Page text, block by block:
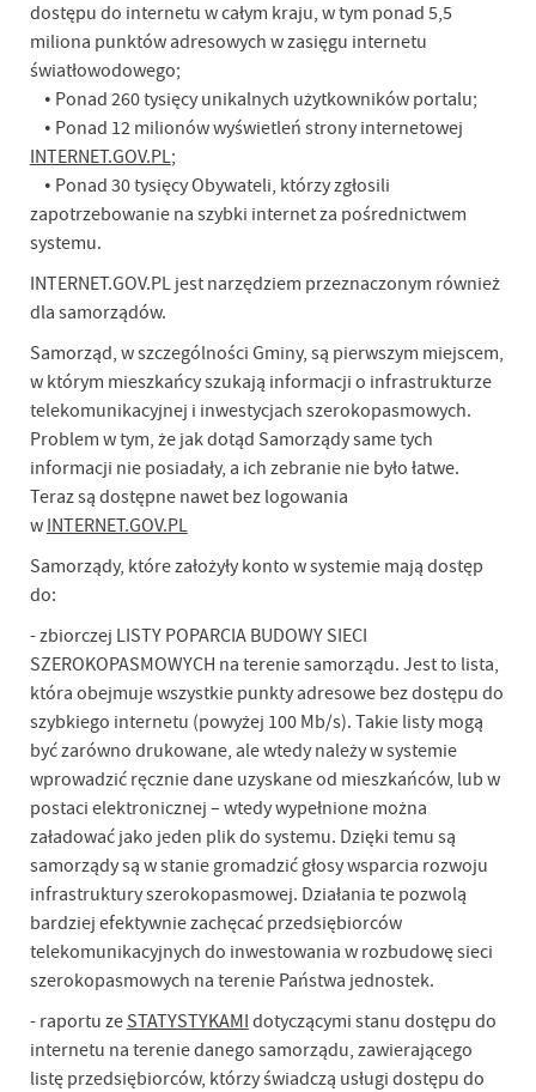
dostępu do internetu w całym kraju, w tym ponad 5,5
miliona punktów adresowych w zasięgu internetu
światłowodowego;
• Ponad 260 tysięcy unikalnych użytkowników portalu;
• Ponad 12 milionów wyświetleń strony internetowej
INTERNET.GOV.PL;
• Ponad 30 tysięcy Obywateli, którzy zgłosili
zapotrzebowanie na szybki internet za pośrednictwem
systemu.
INTERNET.GOV.PL jest narzędziem przeznaczonym również
dla samorządów.
Samorząd, w szczególności Gminy, są pierwszym miejscem,
w którym mieszkańcy szukają informacji o infrastrukturze
telekomunikacyjnej i inwestycjach szerokopasmowych.
Problem w tym, że jak dotąd Samorządy same tych
informacji nie posiadały, a ich zebranie nie było łatwe.
Teraz są dostępne nawet bez logowania
w INTERNET.GOV.PL
Samorządy, które założyły konto w systemie mają dostęp
do:
- zbiorczej LISTY POPARCIA BUDOWY SIECI
SZEROKOPASMOWYCH na terenie samorządu. Jest to lista,
która obejmuje wszystkie punkty adresowe bez dostępu do
szybkiego internetu (powyżej 100 Mb/s). Takie listy mogą
być zarówno drukowane, ale wtedy należy w systemie
wprowadzić ręcznie dane uzyskane od mieszkańców, lub w
postaci elektronicznej – wtedy wypełnione można
załadować jako jeden plik do systemu. Dzięki temu są
samorządy są w stanie gromadzić głosy wsparcia rozwoju
infrastruktury szerokopasmowej. Działania te pozwolą
bardziej efektywnie zachęcać przedsiębiorców
telekomunikacyjnych do inwestowania w rozbudowę sieci
szerokopasmowych na terenie Państwa jednostek.
- raportu ze STATYSTYKAMI dotyczącymi stanu dostępu do
internetu na terenie danego samorządu, zawierającego
listę przedsiębiorców, którzy świadczą usługi dostępu do